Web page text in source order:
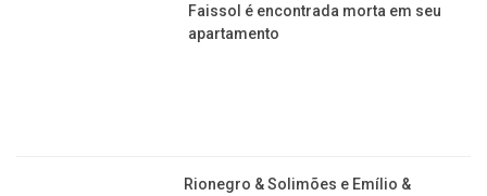
Faissol é encontrada morta em seu
apartamento
Rionegro & Solimões e Emílio &